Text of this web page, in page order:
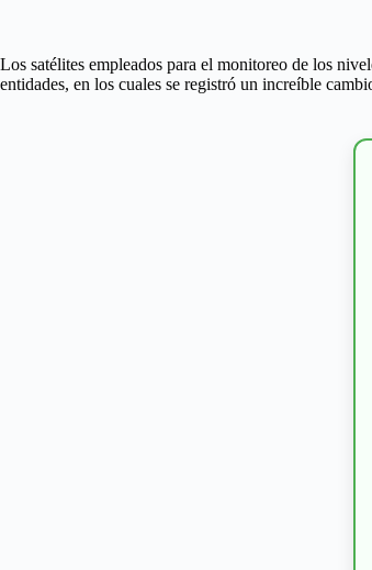
Los satélites empleados para el monitoreo de los
entidades, en los cuales se registró un increíble